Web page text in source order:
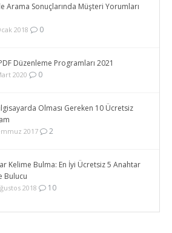
Arama Sonuçlarında Müşteri Yorumları
2018 0
Düzenleme Programları 2021
2020 0
Olması Gereken 10 Ücretsiz
2017 2
Kelime Bulma: En İyi Ücretsiz 5 Anahtar
Bulucu
2018 10